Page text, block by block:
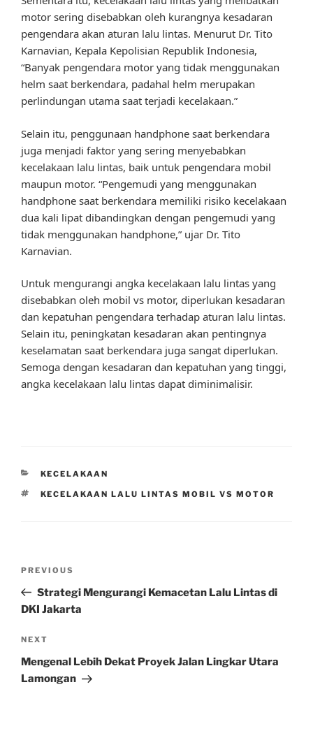
motor sering disebabkan oleh kurangnya kesadaran
pengendara akan aturan lalu lintas. Menurut Dr. Tito
Karnavian, Kepala Kepolisian Republik Indonesia,
“Banyak pengendara motor yang tidak menggunakan
helm saat berkendara, padahal helm merupakan
perlindungan utama saat terjadi kecelakaan.”
Selain itu, penggunaan handphone saat berkendara
juga menjadi faktor yang sering menyebabkan
kecelakaan lalu lintas, baik untuk pengendara mobil
maupun motor. “Pengemudi yang menggunakan
handphone saat berkendara memiliki risiko kecelakaan
dua kali lipat dibandingkan dengan pengemudi yang
tidak menggunakan handphone,” ujar Dr. Tito
Karnavian.
Untuk mengurangi angka kecelakaan lalu lintas yang
disebabkan oleh mobil vs motor, diperlukan kesadaran
dan kepatuhan pengendara terhadap aturan lalu lintas.
Selain itu, peningkatan kesadaran akan pentingnya
keselamatan saat berkendara juga sangat diperlukan.
Semoga dengan kesadaran dan kepatuhan yang tinggi,
angka kecelakaan lalu lintas dapat diminimalisir.
CATEGORIES
KECELAKAAN
TAGS
KECELAKAAN LALU LINTAS MOBIL VS MOTOR
Previous
Post
PREVIOUS
Strategi Mengurangi Kemacetan Lalu Lintas di
DKI Jakarta
Next
Post
NEXT
Mengenal Lebih Dekat Proyek Jalan Lingkar Utara
Lamongan